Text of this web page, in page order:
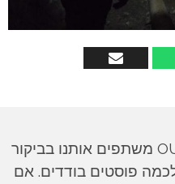
כותבים אורחים ב OUTPANEL משתפים אותנו בביקור
פוסטים בודדים. אם